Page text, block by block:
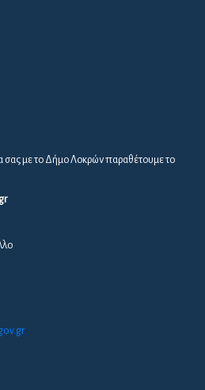
σας με το Δήμο Λοκρών παραθέτουμε το